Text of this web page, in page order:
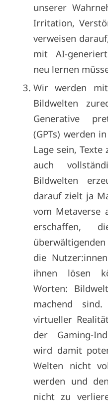
unserer
Irritation,
verweisen
mit AI-
neu lernen
Wir werden
Bildwelten
Generative
(GPTs) werden
Lage sein,
auch
Bildwelten
darauf zielt ja
vom Metaverse
erschaffen,
die
ihnen lösen
Worten:
machend
virtueller
der Gaming-
wird damit
Welten nicht
werden und
nicht zu